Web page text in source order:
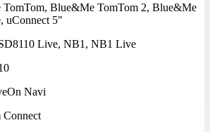
Blue&Me TomTom 2, Blue&Me
uConnect 5"
Live, NB1, NB1 Live
Navi
Connect